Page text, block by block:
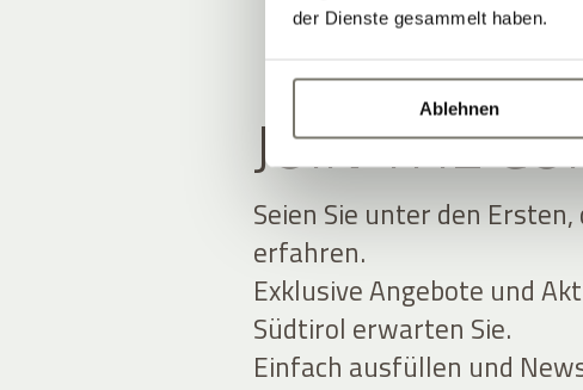
der Dienste gesammelt haben.
Ablehnen
JOIN THE
Seien Sie unter den
erfahren.
Exklusive Angebote und
Südtirol erwarten Sie.
Einfach ausfüllen und